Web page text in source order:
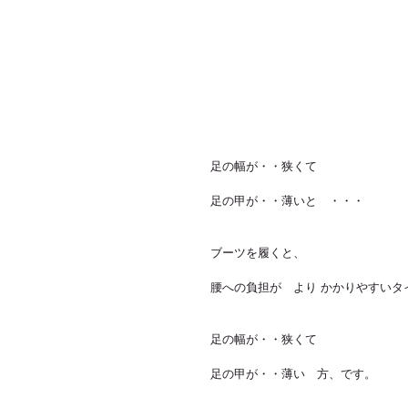
足の幅が・・狭くて
足の甲が・・薄いと　・・・
ブーツを履くと、
腰への負担が　より かかりやすいタ
足の幅が・・狭くて
足の甲が・・薄い　方、です。